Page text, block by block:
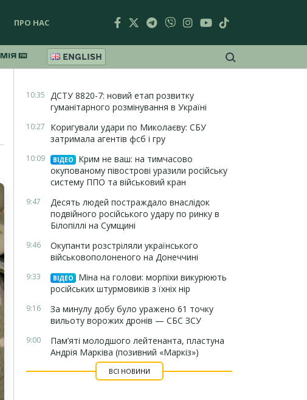
ПРО НАС
ENGLISH
10:35 ДСТУ 8820-7: новий етап розвитку
гуманітарного розмінування в Україні
10:27
Коригували удари по Миколаєву: СБУ
затримала агентів фсб і гру
10:09 ВІДЕО
Крим не ваш: на тимчасово
окупованому півострові уразили російську
систему ППО та військовий кран
9:47
Десять людей постраждало внаслідок
подвійного російського удару по ринку в
Білопіллі на Сумщині
9:46
Окупанти розстріляли українського
військовополоненого на Донеччині
9:33 ВІДЕО
Міна на голови: морпіхи викурюють
російських штурмовиків з їхніх нір
9:16
За минулу добу було уражено 61 точку
вильоту ворожих дронів — СБС ЗСУ
9:00
Пам’яті молодшого лейтенанта, пластуна
Андрія Марківа (позивний «Маркіз»)
ВСІ НОВИНИ